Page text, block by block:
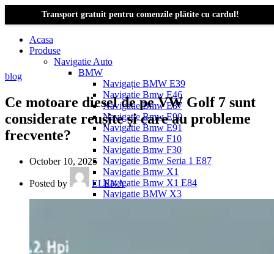
Transport gratuit pentru comenzile plătite cu cardul!
Acasa
Produse
Navigatie Auto
BMW
Navigație BMW E39
Navigatie Bmw E46
Navigatie Bmw E87
Navigatie Bmw E90
Navigatie Bmw E91
Navigatie Bmw F10
Navigatie Bmw F30
Navigatie Bmw Seria 1 E87
Navigatie Bmw X1
Navigatie Bmw X1 E84
Navigatie BMW X3
blog
Ce motoare diesel de pe VW Golf 7 sunt
considerate reușite și care au probleme
frecvente?
October 10, 2025
Posted by ELENA